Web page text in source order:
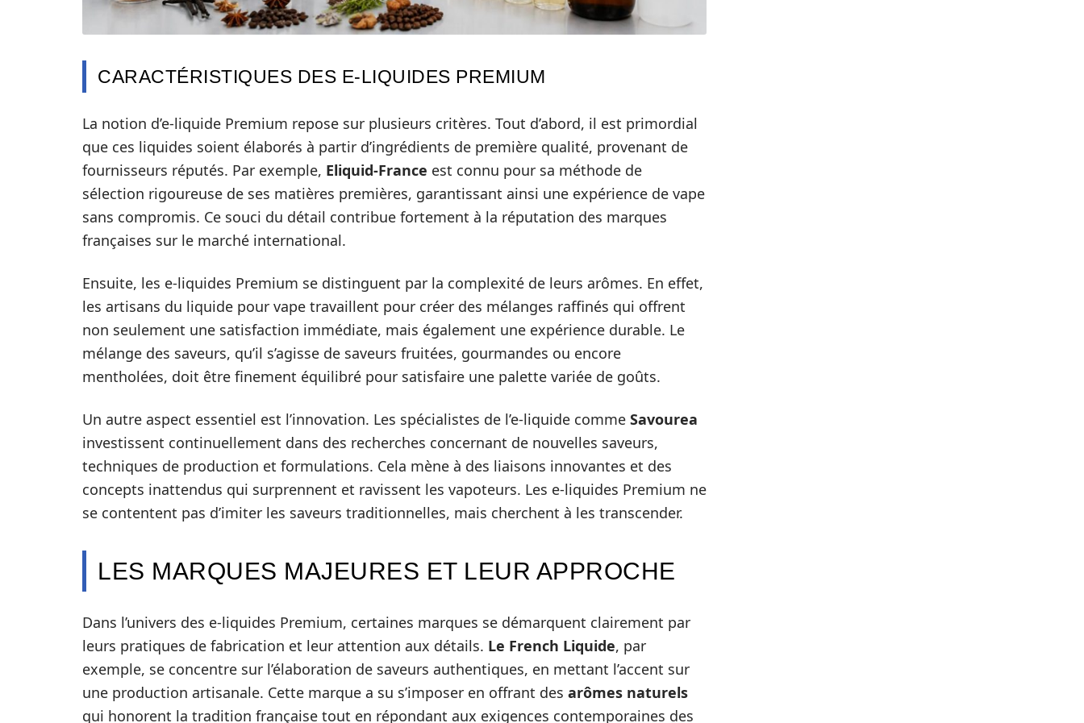
CARACTÉRISTIQUES DES E-LIQUIDES PREMIUM
La notion d’e-liquide Premium repose sur plusieurs critères. Tout d’abord, il est primordial
que ces liquides soient élaborés à partir d’ingrédients de première qualité, provenant de
fournisseurs réputés. Par exemple, Eliquid-France est connu pour sa méthode de
sélection rigoureuse de ses matières premières, garantissant ainsi une expérience de vape
sans compromis. Ce souci du détail contribue fortement à la réputation des marques
françaises sur le marché international.
Ensuite, les e-liquides Premium se distinguent par la complexité de leurs arômes. En effet,
les artisans du liquide pour vape travaillent pour créer des mélanges raffinés qui offrent
non seulement une satisfaction immédiate, mais également une expérience durable. Le
mélange des saveurs, qu’il s’agisse de saveurs fruitées, gourmandes ou encore
mentholées, doit être finement équilibré pour satisfaire une palette variée de goûts.
Un autre aspect essentiel est l’innovation. Les spécialistes de l’e-liquide comme Savourea
investissent continuellement dans des recherches concernant de nouvelles saveurs,
techniques de production et formulations. Cela mène à des liaisons innovantes et des
concepts inattendus qui surprennent et ravissent les vapoteurs. Les e-liquides Premium ne
se contentent pas d’imiter les saveurs traditionnelles, mais cherchent à les transcender.
LES MARQUES MAJEURES ET LEUR APPROCHE
Dans l’univers des e-liquides Premium, certaines marques se démarquent clairement par
leurs pratiques de fabrication et leur attention aux détails. Le French Liquide, par
exemple, se concentre sur l’élaboration de saveurs authentiques, en mettant l’accent sur
une production artisanale. Cette marque a su s’imposer en offrant des arômes naturels
qui honorent la tradition française tout en répondant aux exigences contemporaines des